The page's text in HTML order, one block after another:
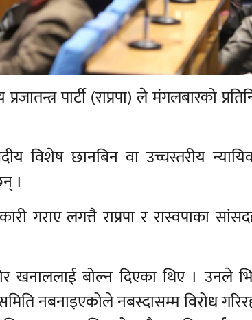
प्रजातन्त्र पार्टी (राप्रपा) ले मंगलबारको
विशेष छानबिन वा उच्चस्तरीय
।
गराए लगत्तै राप्रपा र रास्वपाका
खनाललाई बोल्न दिएका थिए । उनले
नबनाइएकोले नबस्दासम्म विरोध